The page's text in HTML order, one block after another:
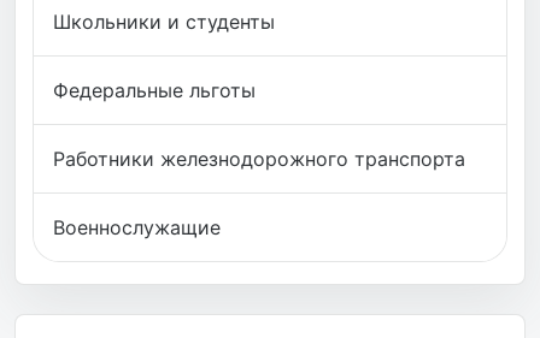
Школьники и студенты
Федеральные льготы
Работники железнодорожного транспорта
Военнослужащие